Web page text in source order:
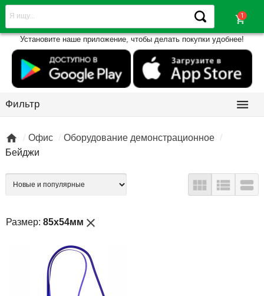
shopping_cart
Установите наше приложение, чтобы делать покупки удобнее!
Фильтр 
 Офис
Оборудование демонстрационное
Бейджи
  
Размер: 85х54мм close